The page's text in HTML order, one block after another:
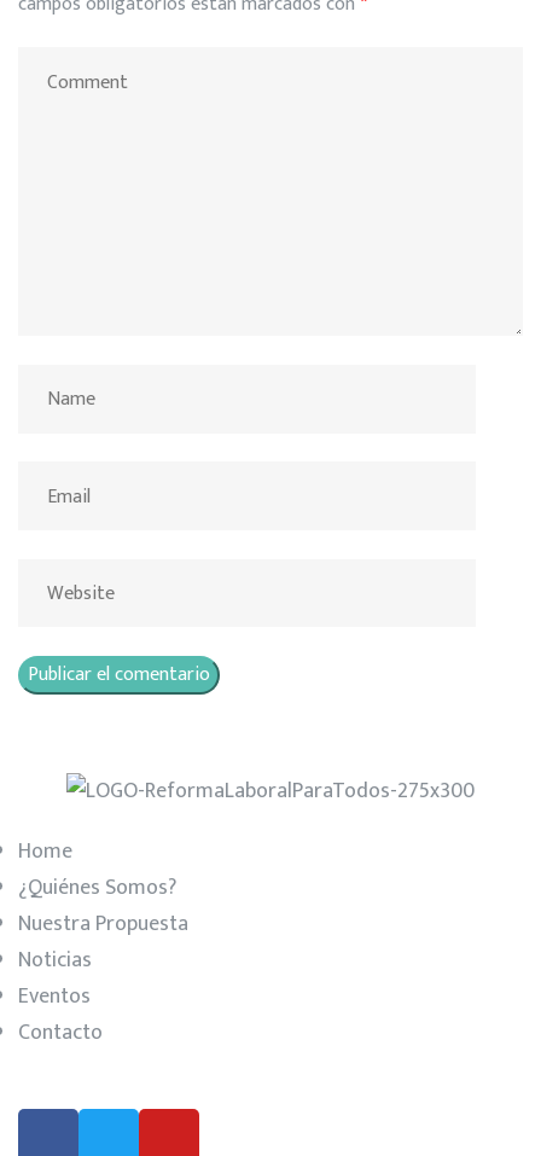
Home
¿Quiénes Somos?
Nuestra Propuesta
Noticias
Eventos
Contacto